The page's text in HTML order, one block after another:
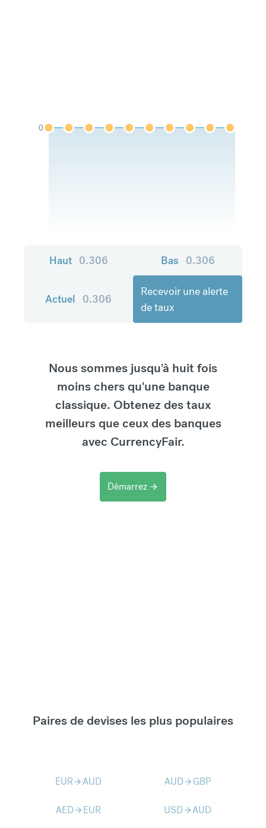
0
Haut 0.306 Bas 0.306
Actuel 0.306
Recevoir une alerte
de taux
Nous sommes jusqu'à huit fois
moins chers qu'une banque
classique. Obtenez des taux
meilleurs que ceux des banques
avec CurrencyFair.
Démarrez arrow_forward
Paires de devises les plus populaires
EURarrow_forwardAUD AUDarrow_forward GBP
AEDarrow_forward EUR USDarrow_forwardAUD